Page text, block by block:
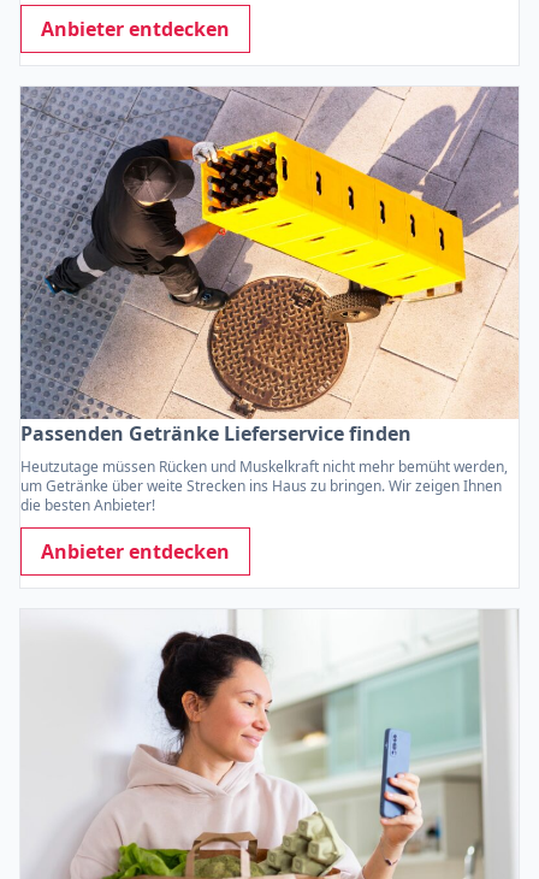
Anbieter entdecken
Passenden Getränke Lieferservice finden
Heutzutage müssen Rücken und Muskelkraft nicht mehr bemüht werden,
um Getränke über weite Strecken ins Haus zu bringen. Wir zeigen Ihnen
die besten Anbieter!
Anbieter entdecken